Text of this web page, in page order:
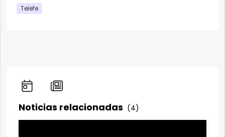
Telefe
Noticias relacionadas (4)